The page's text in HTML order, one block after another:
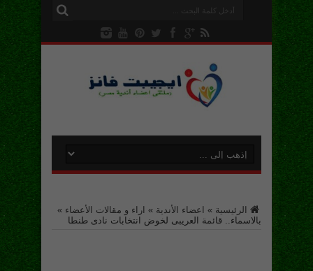
الرئيسية » اعضاء الأندية » اراء و مقالات الأعضاء »
بالاسماء.. قائمة العريبى لخوض انتخابات نادى طنطا